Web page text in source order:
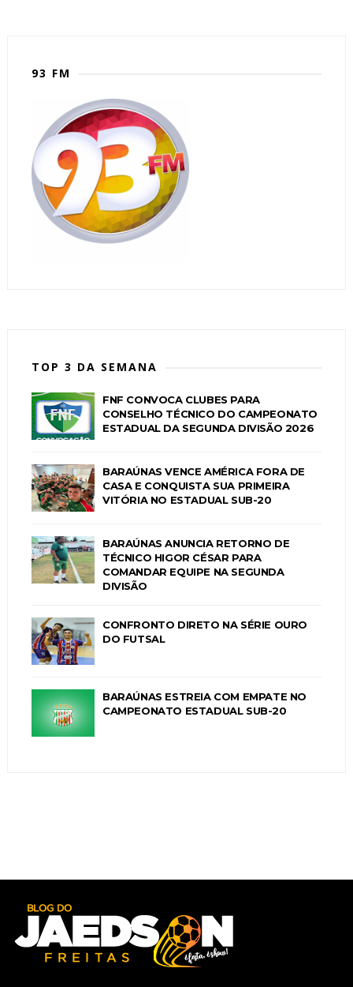
93 FM
TOP 3 DA SEMANA
FNF CONVOCA CLUBES PARA
CONSELHO TÉCNICO DO CAMPEONATO
ESTADUAL DA SEGUNDA DIVISÃO 2026
BARAÚNAS VENCE AMÉRICA FORA DE
CASA E CONQUISTA SUA PRIMEIRA
VITÓRIA NO ESTADUAL SUB-20
BARAÚNAS ANUNCIA RETORNO DE
TÉCNICO HIGOR CÉSAR PARA
COMANDAR EQUIPE NA SEGUNDA
DIVISÃO
CONFRONTO DIRETO NA SÉRIE OURO
DO FUTSAL
BARAÚNAS ESTREIA COM EMPATE NO
CAMPEONATO ESTADUAL SUB-20